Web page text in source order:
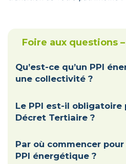
Foire aux questions –
Qu’est-ce qu’un PPI
une collectivité ?
Le PPI est-il obligatoire
Décret Tertiaire ?
Par où commencer
PPI énergétique ?